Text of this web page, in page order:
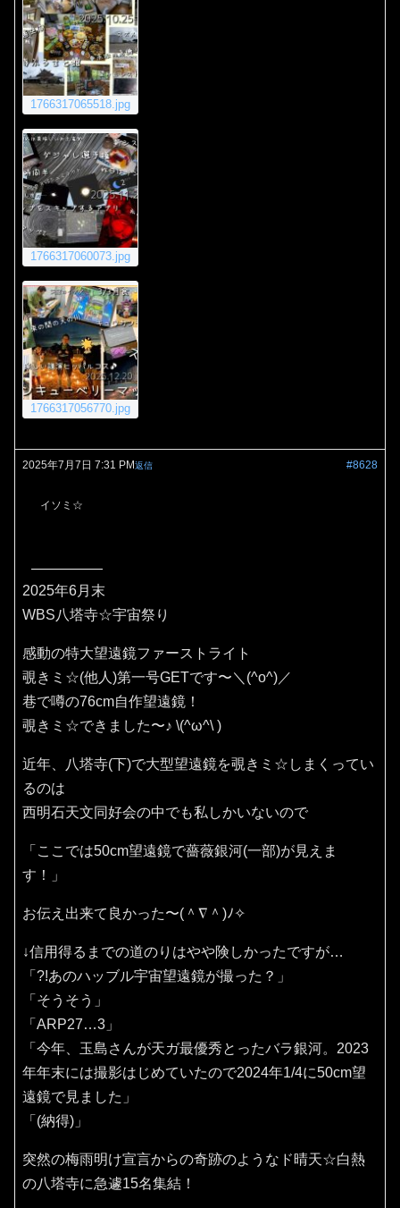
1766317065518.jpg
1766317060073.jpg
1766317056770.jpg
2025年7月7日 7:31 PM #8628
返信
イソミ☆
2025年6月末
WBS八塔寺☆宇宙祭り
感動の特大望遠鏡ファーストライト
覗きミ☆(他人)第一号GETです〜＼(^o^)／
巷で噂の76cm自作望遠鏡！
覗きミ☆できました〜♪⁠ ⁠\⁠(⁠^⁠ω⁠^⁠\⁠ ⁠)
近年、八塔寺(下)で大型望遠鏡を覗きミ☆しまくってい
るのは
西明石天文同好会の中でも私しかいないので
「ここでは50cm望遠鏡で薔薇銀河(一部)が見えま
す！」
お伝え出来て良かった〜(⁠＾⁠∇⁠＾⁠)⁠ﾉ⁠✧⁠
↓信用得るまでの道のりはやや険しかったですが…
「?!あのハッブル宇宙望遠鏡が撮った？」
「そうそう」
「ARP27…3」
「今年、玉島さんが天ガ最優秀とったバラ銀河。2023
年年末には撮影はじめていたので2024年1/4に50cm望
遠鏡で見ました」
「(納得)」
突然の梅雨明け宣言からの奇跡のようなド晴天☆白熱
の八塔寺に急遽15名集結！